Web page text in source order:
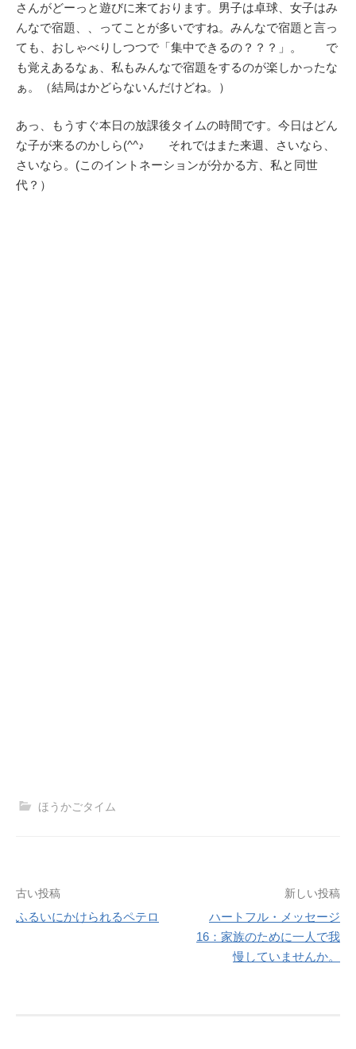
さんがどーっと遊びに来ております。男子は卓球、女子はみ
んなで宿題、、ってことが多いですね。みんなで宿題と言っ
ても、おしゃべりしつつで「集中できるの？？？」。 で
も覚えあるなぁ、私もみんなで宿題をするのが楽しかったな
ぁ。（結局はかどらないんだけどね。）
あっ、もうすぐ本日の放課後タイムの時間です。今日はどん
な子が来るのかしら(^^♪ それではまた来週、さいなら、
さいなら。(このイントネーションが分かる方、私と同世
代？）
ほうかごタイム
投
稿
古い投稿
ふるいにかけられるペテロ
新しい投稿
ハートフル・メッセージ
16：家族のために一人で我
慢していませんか。